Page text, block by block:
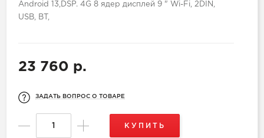
Android 13,DSP. 4G 8 ядер дисплей 9 " Wi-Fi, 2DIN,
USB, BT,
23 760 р.
ЗАДАТЬ ВОПРОС О ТОВАРЕ
КУПИТЬ